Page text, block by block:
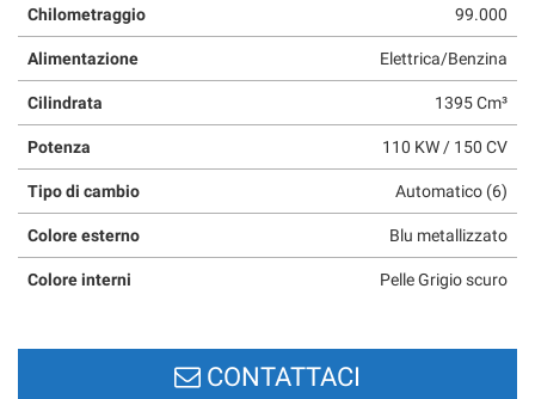
Chilometraggio 99.000
Alimentazione Elettrica/Benzina
Cilindrata 1395 Cm³
Potenza 110 KW / 150 CV
Tipo di cambio Automatico (6)
Colore esterno Blu metallizzato
Colore interni Pelle Grigio scuro
CONTATTACI